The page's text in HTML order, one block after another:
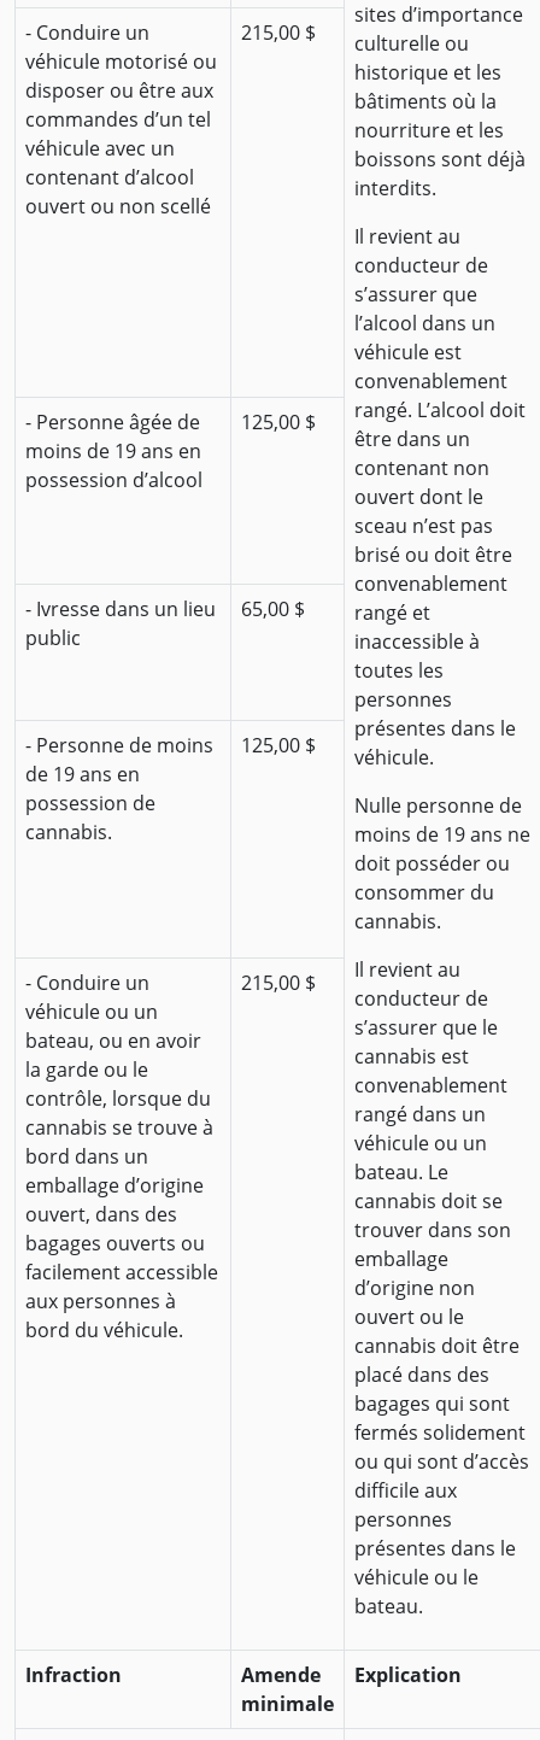
sites d’importance
culturelle ou
historique et les
bâtiments où la
nourriture et les
boissons sont déjà
interdits.
Il revient au
conducteur de
s’assurer que
l’alcool dans un
véhicule est
convenablement
rangé. L’alcool doit
être dans un
contenant non
ouvert dont le
sceau n’est pas
brisé ou doit être
convenablement
rangé et
inaccessible à
toutes les
personnes
présentes dans le
véhicule.
Nulle personne de
moins de 19 ans ne
doit posséder ou
consommer du
cannabis.
Il revient au
conducteur de
s’assurer que le
cannabis est
convenablement
rangé dans un
véhicule ou un
bateau. Le
cannabis doit se
trouver dans son
emballage
d’origine non
ouvert ou le
cannabis doit être
placé dans des
bagages qui sont
fermés solidement
ou qui sont d’accès
difficile aux
personnes
présentes dans le
véhicule ou le
bateau.
- Conduire un
véhicule motorisé ou
disposer ou être aux
commandes d’un tel
véhicule avec un
contenant d’alcool
ouvert ou non scellé
215,00 $
- Personne âgée de
moins de 19 ans en
possession d’alcool
125,00 $
- Ivresse dans un lieu
public
65,00 $
- Personne de moins
de 19 ans en
possession de
cannabis.
125,00 $
- Conduire un
véhicule ou un
bateau, ou en avoir
la garde ou le
contrôle, lorsque du
cannabis se trouve à
bord dans un
emballage d’origine
ouvert, dans des
bagages ouverts ou
facilement accessible
aux personnes à
bord du véhicule.
215,00 $
Infraction
Amende
minimale
Explication